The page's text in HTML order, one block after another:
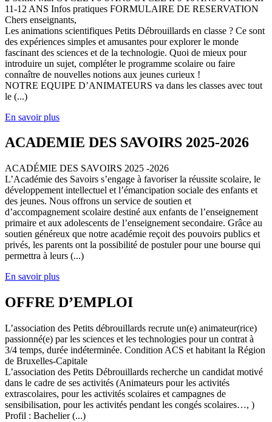
11-12 ANS Infos pratiques FORMULAIRE DE RESERVATION
Chers enseignants,
Les animations scientifiques Petits Débrouillards en classe ? Ce sont
des expériences simples et amusantes pour explorer le monde
fascinant des sciences et de la technologie. Quoi de mieux pour
introduire un sujet, compléter le programme scolaire ou faire
connaître de nouvelles notions aux jeunes curieux !
NOTRE EQUIPE D’ANIMATEURS va dans les classes avec tout
le (...)
En savoir plus
ACADEMIE DES SAVOIRS 2025-2026
ACADÉMIE DES SAVOIRS 2025 -2026
L’Académie des Savoirs s’engage à favoriser la réussite scolaire, le
développement intellectuel et l’émancipation sociale des enfants et
des jeunes. Nous offrons un service de soutien et
d’accompagnement scolaire destiné aux enfants de l’enseignement
primaire et aux adolescents de l’enseignement secondaire. Grâce au
soutien généreux que notre académie reçoit des pouvoirs publics et
privés, les parents ont la possibilité de postuler pour une bourse qui
permettra à leurs (...)
En savoir plus
OFFRE D’EMPLOI
L’association des Petits débrouillards recrute un(e) animateur(rice)
passionné(e) par les sciences et les technologies pour un contrat à
3/4 temps, durée indéterminée. Condition ACS et habitant la Région
de Bruxelles-Capitale
L’association des Petits Débrouillards recherche un candidat motivé
dans le cadre de ses activités (Animateurs pour les activités
extrascolaires, pour les activités scolaires et campagnes de
sensibilisation, pour les activités pendant les congés scolaires…, )
Profil : Bachelier (...)